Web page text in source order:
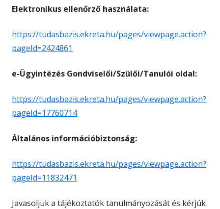
Elektronikus ellenőrző használata:
https://tudasbazis.ekreta.hu/pages/viewpage.action?
pageId=2424861
e-Ügyintézés Gondviselői/Szülői/Tanulói oldal:
https://tudasbazis.ekreta.hu/pages/viewpage.action?
pageId=17760714
Általános információbiztonság:
https://tudasbazis.ekreta.hu/pages/viewpage.action?
pageId=11832471
Javasoljuk a tájékoztatók tanulmányozását és kérjük